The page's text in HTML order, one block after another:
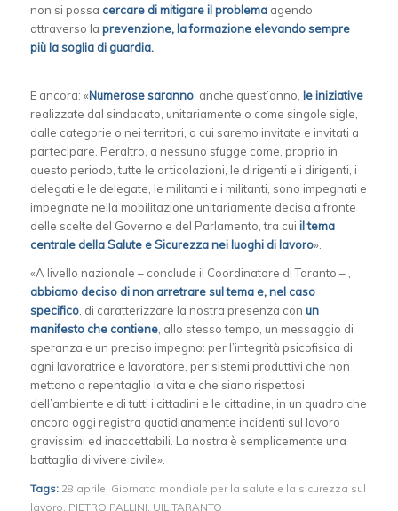
non si possa cercare di mitigare il problemaagendo
attraverso la prevenzione, la formazione elevando sempre
più la soglia di guardia.
E ancora: «Numerose saranno, anche quest’anno, le iniziative
realizzate dal sindacato, unitariamente o come singole sigle,
dalle categorie o nei territori, a cui saremo invitate e invitati a
partecipare. Peraltro, a nessuno sfugge come, proprio in
questo periodo, tutte le articolazioni, le dirigenti e i dirigenti, i
delegati e le delegate, le militanti e i militanti, sono impegnati e
impegnate nella mobilitazione unitariamente decisa a fronte
delle scelte del Governo e del Parlamento, tra cui il tema
centrale della Salute e Sicurezza nei luoghi di lavoro».
«A livello nazionale – conclude il Coordinatore di Taranto – ,
abbiamo deciso di non arretrare sul tema e, nel caso
specifico, di caratterizzare la nostra presenza con un
manifesto che contiene, allo stesso tempo, un messaggio di
speranza e un preciso impegno: per l’integrità psicofisica di
ogni lavoratrice e lavoratore, per sistemi produttivi che non
mettano a repentaglio la vita e che siano rispettosi
dell’ambiente e di tutti i cittadini e le cittadine, in un quadro che
ancora oggi registra quotidianamente incidenti sul lavoro
gravissimi ed inaccettabili. La nostra è semplicemente una
battaglia di vivere civile».
Tags: 28 aprile Giornata mondiale per la salute e la sicurezza sul
lavoro PIETRO PALLINI UIL TARANTO